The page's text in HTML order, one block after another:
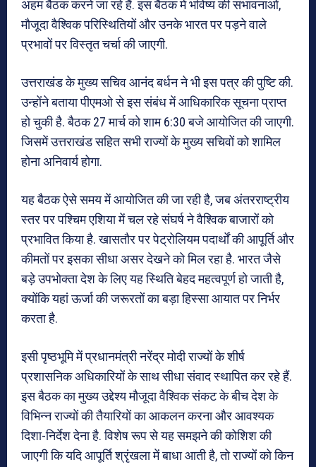
अहम बैठक करने जा रहे हैं. इस बैठक में भविष्य की संभावनाओं,
मौजूदा वैश्विक परिस्थितियों और उनके भारत पर पड़ने वाले
प्रभावों पर विस्तृत चर्चा की जाएगी.
उत्तराखंड के मुख्य सचिव आनंद बर्धन ने भी इस पत्र की पुष्टि की.
उन्होंने बताया पीएमओ से इस संबंध में आधिकारिक सूचना प्राप्त
हो चुकी है. बैठक 27 मार्च को शाम 6:30 बजे आयोजित की जाएगी.
जिसमें उत्तराखंड सहित सभी राज्यों के मुख्य सचिवों को शामिल
होना अनिवार्य होगा.
यह बैठक ऐसे समय में आयोजित की जा रही है, जब अंतरराष्ट्रीय
स्तर पर पश्चिम एशिया में चल रहे संघर्ष ने वैश्विक बाजारों को
प्रभावित किया है. खासतौर पर पेट्रोलियम पदार्थों की आपूर्ति और
कीमतों पर इसका सीधा असर देखने को मिल रहा है. भारत जैसे
बड़े उपभोक्ता देश के लिए यह स्थिति बेहद महत्वपूर्ण हो जाती है,
क्योंकि यहां ऊर्जा की जरूरतों का बड़ा हिस्सा आयात पर निर्भर
करता है.
इसी पृष्ठभूमि में प्रधानमंत्री नरेंद्र मोदी राज्यों के शीर्ष
प्रशासनिक अधिकारियों के साथ सीधा संवाद स्थापित कर रहे हैं.
इस बैठक का मुख्य उद्देश्य मौजूदा वैश्विक संकट के बीच देश के
विभिन्न राज्यों की तैयारियों का आकलन करना और आवश्यक
दिशा-निर्देश देना है. विशेष रूप से यह समझने की कोशिश की
जाएगी कि यदि आपूर्ति श्रृंखला में बाधा आती है, तो राज्यों को किन